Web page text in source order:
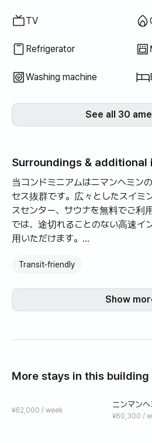
TV
Refrigerator
Washing machine
See all 30
Surroundings & additional
当コンドミニアムはニマンヘミン
セス抜群です。広々としたスイミ
スセンター、サウナを無料でご利
では、途切れることのない高速イ
用いただけます。
2. 公共のジムとサウナ
4. 無料駐車場
5. 無料の高速Wi-Fi
7. 徒歩圏内に有名なマッサージ店
設備を備えたコンドミニアムに 1
Transit‑friendly
Show
More stays in this building
¥62,000 / week
ニンマン
置する高級
¥60,300 /